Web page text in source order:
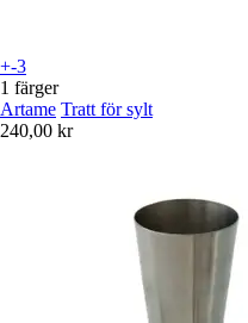
+-3
1 färger
Artame Tratt för sylt
240,00 kr